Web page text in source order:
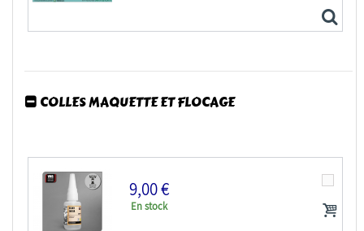
COLLES MAQUETTE ET FLOCAGE
9,00 €
En stock